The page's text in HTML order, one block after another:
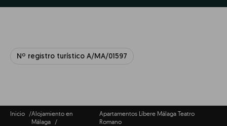
Nº registro turístico A/MA/01597
Inicio
Alojamiento en
Málaga
Apartamentos Líbere Málaga Teatro
Romano